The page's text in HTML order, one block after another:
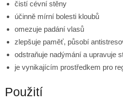
čistí cévní stěny
účinně mírní bolesti kloubů
omezuje padání vlasů
zlepšuje paměť, působí
odstraňuje nadýmání a upravuje
je vynikajícím prostředkem pro
Použití